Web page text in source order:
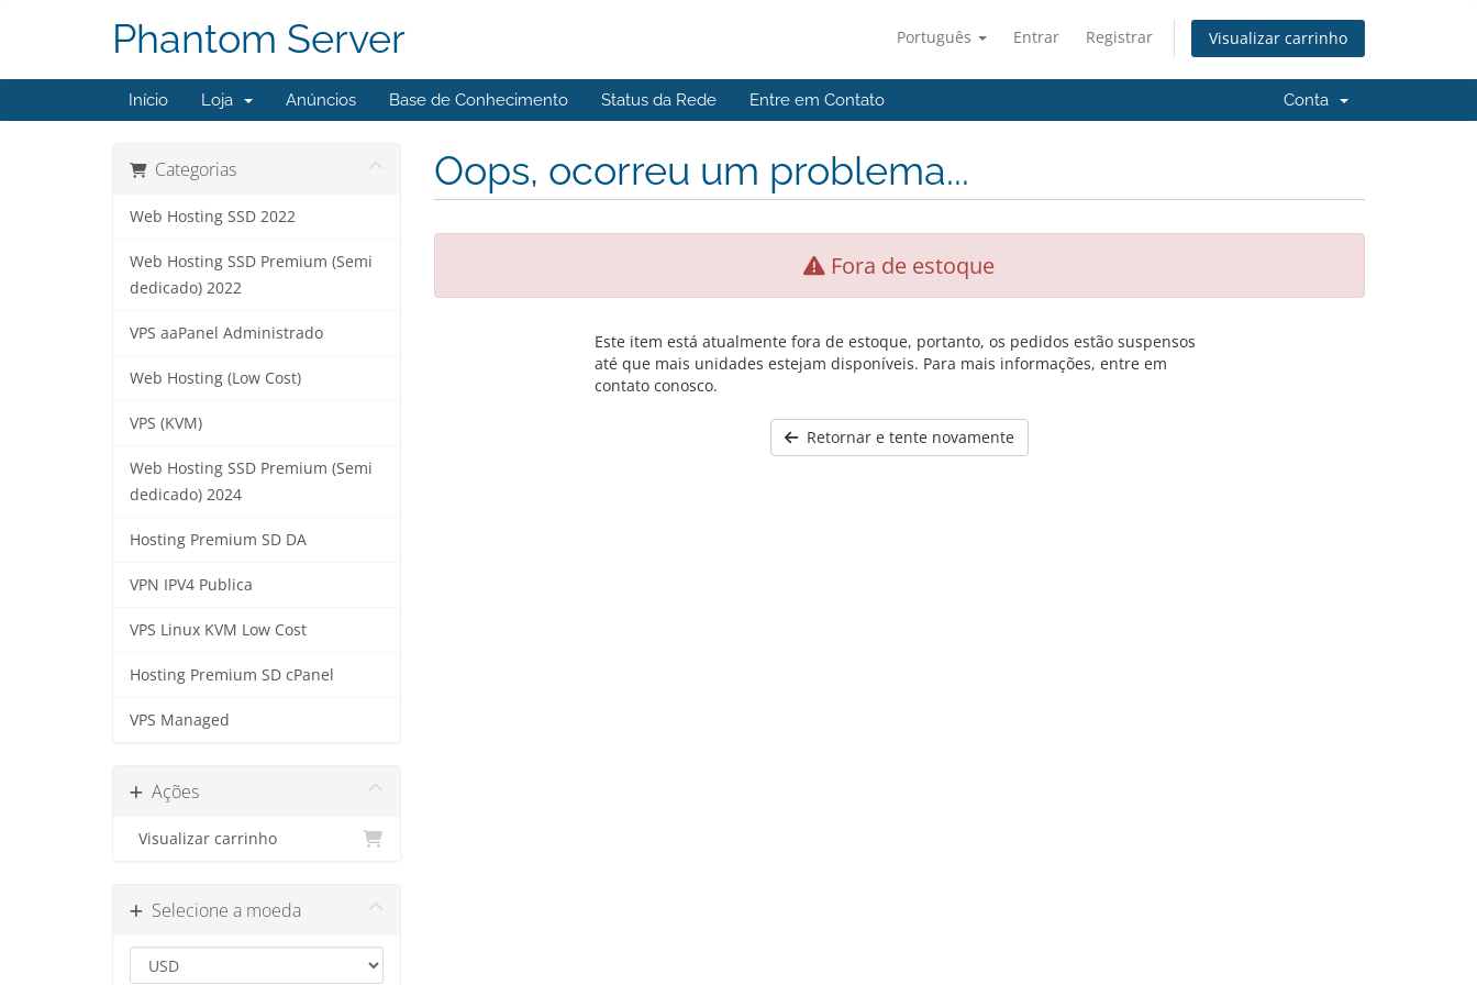
Português Entrar Registrar Visualizar carrinho
Phantom Server
Início Loja Anúncios Base de Conhecimento Status da Rede Entre em Contato Conta
Categorias
Web Hosting SSD 2022
Web Hosting SSD Premium (Semi
dedicado) 2022
VPS aaPanel Administrado
Web Hosting (Low Cost)
VPS (KVM)
Web Hosting SSD Premium (Semi
dedicado) 2024
Hosting Premium SD DA
VPN IPV4 Publica
VPS Linux KVM Low Cost
Hosting Premium SD cPanel
VPS Managed
Ações
Visualizar carrinho
Selecione a moeda
Oops, ocorreu um problema...
Fora de estoque
Este item está atualmente fora de estoque, portanto, os pedidos estão suspensos
até que mais unidades estejam disponíveis. Para mais informações, entre em
contato conosco.
Retornar e tente novamente